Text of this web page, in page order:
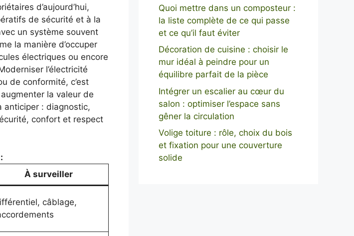
d’aujourd’hui,
de sécurité et à la
un système souvent
la manière d’occuper
électriques ou encore
l’électricité
de conformité, c’est
la valeur de
anticiper : diagnostic,
confort et respect
À surveiller
câblage,
Quoi mettre dans un composteur :
la liste complète de ce qui passe
et ce qu’il faut éviter
Décoration de cuisine : choisir le
mur idéal à peindre pour un
équilibre parfait de la pièce
Intégrer un escalier au cœur du
salon : optimiser l’espace sans
gêner la circulation
Volige toiture : rôle, choix du bois
et fixation pour une couverture
solide